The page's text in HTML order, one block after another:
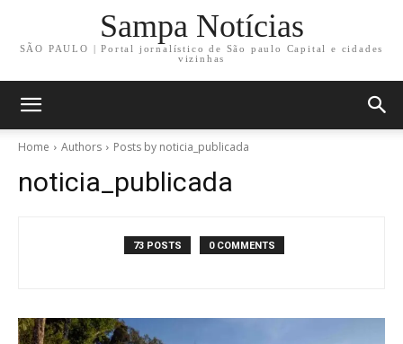
Sampa Notícias
SÃO PAULO | Portal jornalístico de São paulo Capital e cidades
vizinhas
Home Authors Posts by noticia_publicada
noticia_publicada
73 POSTS 0 COMMENTS